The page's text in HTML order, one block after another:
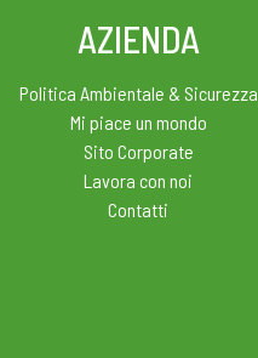
AZIENDA
Politica Ambientale & Sicurezza
Mi piace un mondo
Sito Corporate
Lavora con noi
Contatti